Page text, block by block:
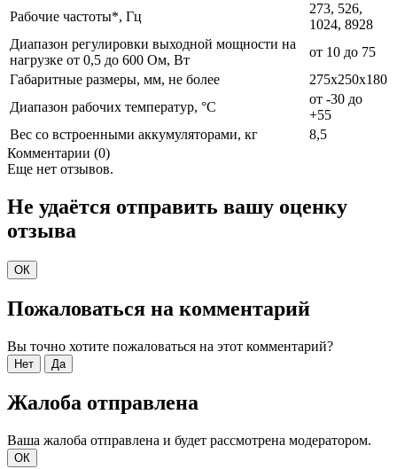
Рабочие частоты*, Гц
273, 526,
1024, 8928
Диапазон регулировки выходной мощности на
нагрузке от 0,5 до 600 Ом, Вт
от 10 до 75
Габаритные размеры, мм, не более
275x250x180
Диапазон рабочих температур, °С
от -30 до
+55
Вес со встроенными аккумуляторами, кг
8,5
Комментарии (0)
Еще нет отзывов.
Не удаётся отправить вашу оценку
отзыва
ОК
Пожаловаться на комментарий
Вы точно хотите пожаловаться на этот комментарий?
Нет Да
Жалоба отправлена
Ваша жалоба отправлена и будет рассмотрена модератором.
ОК